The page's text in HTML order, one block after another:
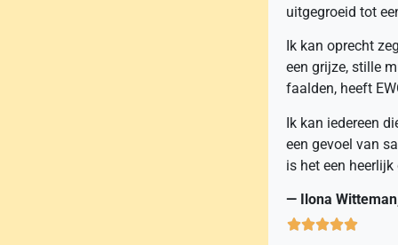
uitgegroeid tot
Ik kan oprecht
een grijze, stille
faalden, heeft
Ik kan iedereen
een gevoel van
is het een
— Ilona